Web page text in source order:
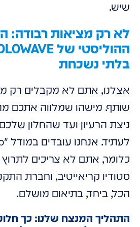
שיש.
לא רק מציאות רבודה:
בלתי נשכחת
אצלנו, אתם לא מקבלים רק
שותף. מישהו שמלווה אתכם
ניצת הרעיון ועד שהחלון
כלומר, אתם לא צריכים
סטודיו קריאייטיב, וחברת
הכל, ביחד, בתיאום מושלם.
התהליך המנצח שלנו: כך